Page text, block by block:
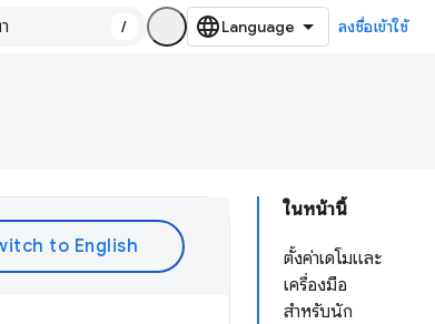
/ ลงชื่อเข้าใช้
ในหน้านี้
ตั้งค่าเดโมและ
เครื่องมือ
สำหรับนัก